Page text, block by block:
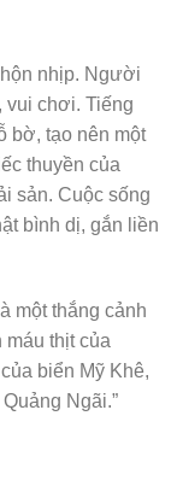
nhịp. Người
vui chơi. Tiếng
bờ, tạo nên một
thuyền của
sản. Cuộc sống
bình dị, gắn liền
một thắng cảnh
thịt của
biển Mỹ Khê,
Ngãi.”